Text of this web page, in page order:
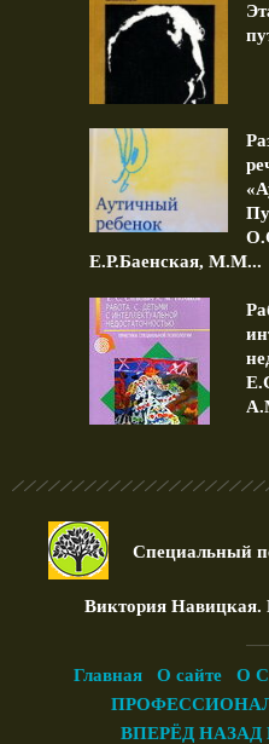
Е.Р.Баенская, М.М...
Специальный
Виктория Навицкая.
Главная О сайте О
ВПЕРЁД